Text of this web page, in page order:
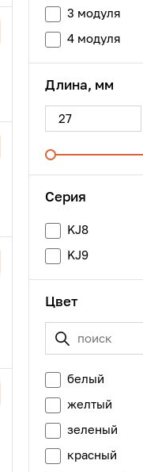
3 модуля
4 модуля
Длина, мм
Серия
KJ8
KJ9
Цвет
белый
желтый
зеленый
красный